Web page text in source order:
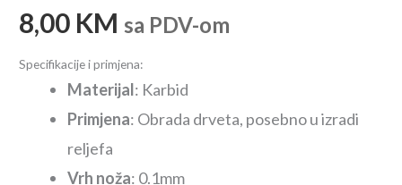
8,00 KM sa PDV-om
Specifikacije i primjena:
Materijal: Karbid
Primjena: Obrada drveta, posebno u izradi
reljefa
Vrh noža: 0.1mm